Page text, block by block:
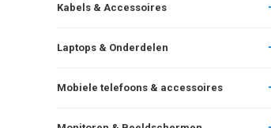
Kabels & Accessoires
Laptops & Onderdelen
Mobiele telefoons & accessoires